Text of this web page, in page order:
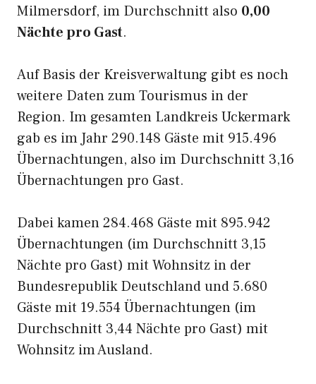
Milmersdorf, im Durchschnitt also 0,00
Nächte pro Gast.
Auf Basis der Kreisverwaltung gibt es noch
weitere Daten zum Tourismus in der
Region. Im gesamten Landkreis Uckermark
gab es im Jahr 290.148 Gäste mit 915.496
Übernachtungen, also im Durchschnitt 3,16
Übernachtungen pro Gast.
Dabei kamen 284.468 Gäste mit 895.942
Übernachtungen (im Durchschnitt 3,15
Nächte pro Gast) mit Wohnsitz in der
Bundesrepublik Deutschland und 5.680
Gäste mit 19.554 Übernachtungen (im
Durchschnitt 3,44 Nächte pro Gast) mit
Wohnsitz im Ausland.